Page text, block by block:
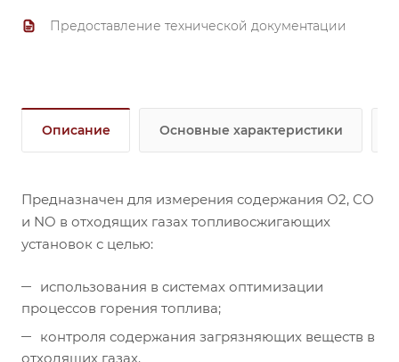
возможность проведения проведения
периодической поверки без демонтажа
горения по CO и O2 с использованием
программируемых контроллеров.
Предоставление технической документации
Описание Основные характеристики
Предназначен для измерения содержания О2, СО
и NO в отходящих газах топливосжигающих
установок с целью:
использования в системах оптимизации
процессов горения топлива;
контроля содержания загрязняющих веществ в
отходящих газах.